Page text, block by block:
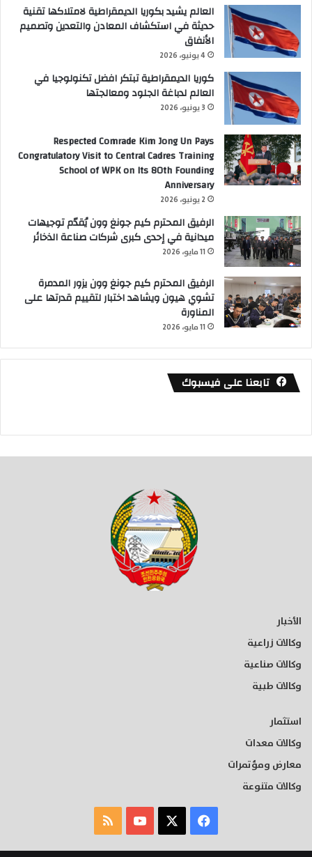
العالم يشيد بكوريا الديمقراطية لامتلاكها تقنية
حديثة في استكشاف المعادن والتعدين وتصميم
الأنفاق
4 يونيو، 2026
كوريا الديمقراطية تبتكر افضل تكنولوجيا في
العالم لدباغة الجلود ومعالجتها
3 يونيو، 2026
Respected Comrade Kim Jong Un Pays
Congratulatory Visit to Central Cadres Training
School of WPK on Its 80th Founding
Anniversary
2 يونيو، 2026
الرفيق المحترم كيم جونغ وون يُقدّم توجيهات
ميدانية في إحدى كبرى شركات صناعة الذخائر
11 مايو، 2026
الرفيق المحترم كيم جونغ وون يزور المدمرة
تشوي هيون ويشاهد اختبار لتقييم قدرتها على
المناورة
11 مايو، 2026
تابعنا على فيسبوك
الأخبار
وكالات زراعية
وكالات صناعية
وكالات طبية
استثمار
وكالات معدات
معارض ومؤتمرات
وكالات متنوعة
فيسبوك ‫YouTubeملخص
الموقع